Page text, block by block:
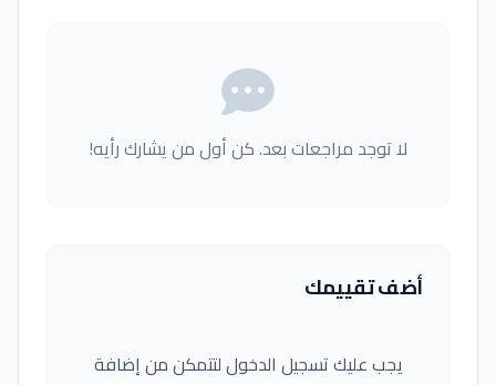
لا توجد مراجعات بعد. كن أول من يشارك رأيه!
أضف تقييمك
يجب عليك تسجيل الدخول لتتمكن من إضافة